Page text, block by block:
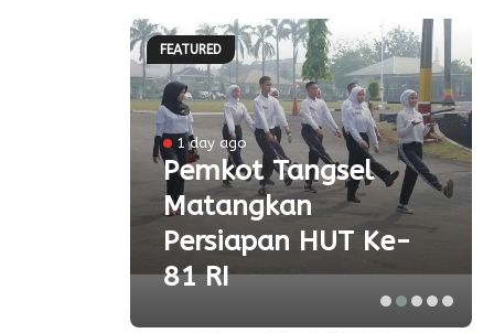
FEATURED
1 day ago
Pemkot Tangsel
Matangkan
Persiapan HUT Ke-
81 RI